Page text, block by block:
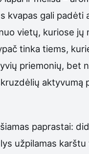
kvapas gali padėti
vietų, kuriose jų
tinka tiems,
priemonių, bet
aktyvumą
paprastai:
užpilamas